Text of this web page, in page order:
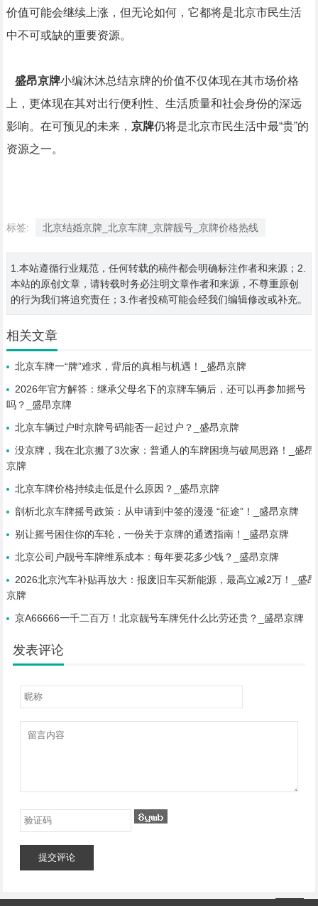
价值可能会继续上涨，但无论如何，它都将是北京市民生活
中不可或缺的重要资源。
盛昂京牌小编沐沐总结京牌的价值不仅体现在其市场价格
上，更体现在其对出行便利性、生活质量和社会身份的深远
影响。在可预见的未来， 京牌仍将是北京市民生活中最“贵”的
资源之一。
标签: 北京结婚京牌_北京车牌_京牌靓号_京牌价格热线
1.本站遵循行业规范，任何转载的稿件都会明确标注作者和来源；2.
本站的原创文章，请转载时务必注明文章作者和来源，不尊重原创
的行为我们将追究责任；3.作者投稿可能会经我们编辑修改或补充。
相关文章
北京车牌一“牌”难求，背后的真相与机遇！_盛昂京牌
2026年官方解答：继承父母名下的京牌车辆后，还可以再参加摇号
吗？_盛昂京牌
北京车辆过户时京牌号码能否一起过户？_盛昂京牌
没京牌，我在北京搬了3次家：普通人的车牌困境与破局思路！_盛昂
京牌
北京车牌价格持续走低是什么原因？_盛昂京牌
剖析北京车牌摇号政策：从申请到中签的漫漫 “征途”！_盛昂京牌
别让摇号困住你的车轮，一份关于京牌的通透指南！_盛昂京牌
北京公司户靓号车牌维系成本：每年要花多少钱？_盛昂京牌
2026北京汽车补贴再放大：报废旧车买新能源，最高立减2万！_盛昂
京牌
京A66666一千二百万！北京靓号车牌凭什么比劳还贵？_盛昂京牌
发表评论
提交评论